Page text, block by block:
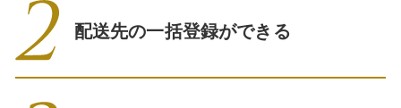
配送先の一括登録ができる